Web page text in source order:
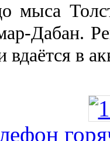
мыса
Дабан.
вда­ётся в